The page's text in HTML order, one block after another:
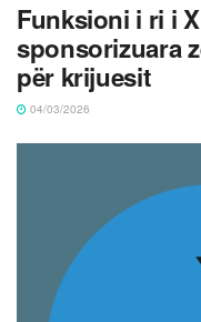
Funksioni i ri i
sponsorizuara
për krijuesit
04/03/2026